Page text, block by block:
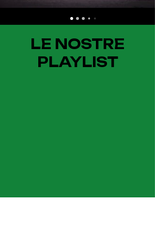
LE NOSTRE
PLAYLIST